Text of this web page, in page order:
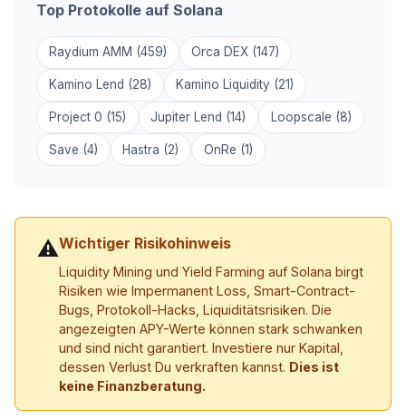
Top Protokolle auf Solana
Raydium AMM (459) Orca DEX (147)
Kamino Lend (28) Kamino Liquidity (21)
Project 0 (15) Jupiter Lend (14) Loopscale (8)
Save (4) Hastra (2) OnRe (1)
⚠Wichtiger Risikohinweis
Liquidity Mining und Yield Farming auf Solana birgt
Risiken wie Impermanent Loss, Smart-Contract-
Bugs, Protokoll-Hacks, Liquiditätsrisiken. Die
angezeigten APY-Werte können stark schwanken
und sind nicht garantiert. Investiere nur Kapital,
dessen Verlust Du verkraften kannst. Dies ist
keine Finanzberatung.